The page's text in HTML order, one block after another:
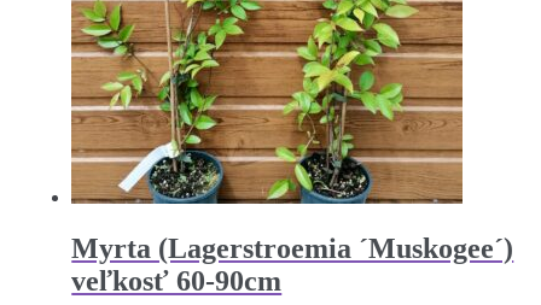
Myrta (Lagerstroemia ´Muskogee´)
veľkosť 60-90cm